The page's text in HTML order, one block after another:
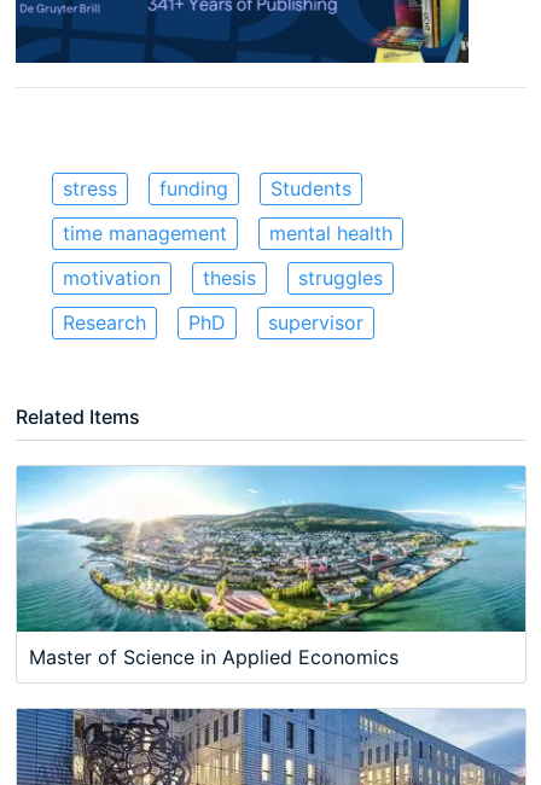
stress funding
Students
time management
mental health
motivation
thesis
struggles
Research
PhD supervisor
Related Items
Master of Science in Applied Economics